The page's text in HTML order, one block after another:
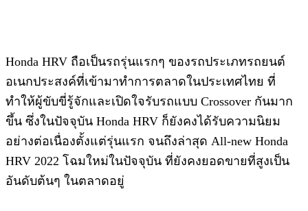
Honda​ HRV​ ถือเป็นรถรุ่นแรกๆ​ ของรถประเภท​รถยนต์​
อเนกประสงค์​ที่เข้ามาทำการตลาดในประเทศไทย​ ที่
ทำให้ผู้ขับขี่​รู้จักและเปิดใจรับรถแบบ​ Crossover​ กันมาก
ขึ้น​ ซึ่งในปัจจุบัน Honda HRV ก็ยังคงได้รับความนิยม
อย่างต่อเนื่องตั้งแต่รุ่นแรก จนถึงล่าสุด​ All-new Honda
HRV 2022​ โฉมใหม่ในปัจจุบั​น​ ที่ยังคงยอดขายที่สูงเป็น
อันดับต้นๆ​ ในตลาดอยู่